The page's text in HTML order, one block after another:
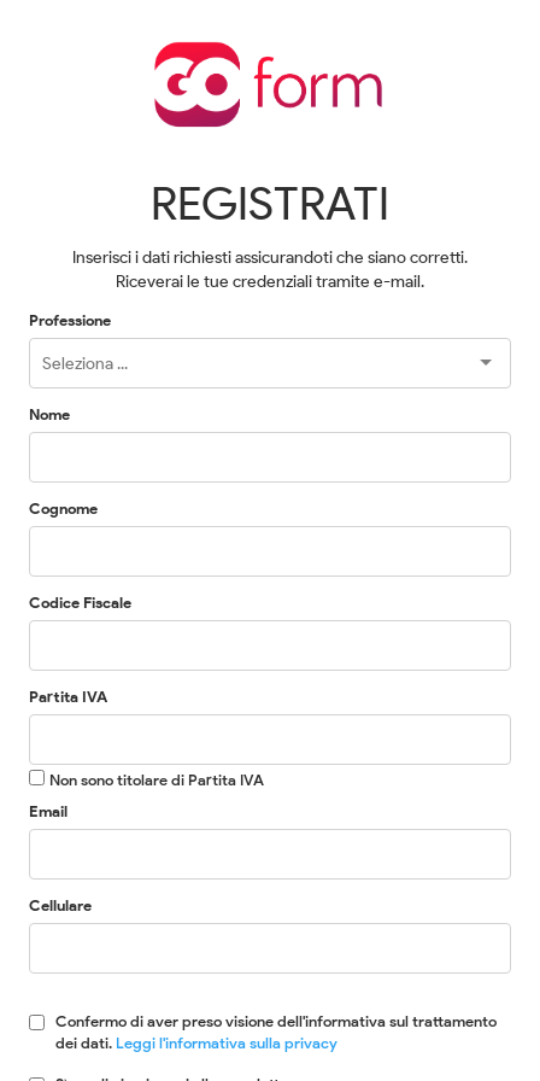
REGISTRATI
Inserisci i dati richiesti assicurandoti che siano corretti.
Riceverai le tue credenziali tramite e-mail.
Professione
Nome
Cognome
Codice Fiscale
Partita IVA
Non sono titolare di Partita IVA
Email
Cellulare
Confermo di aver preso visione dell'informativa sul trattamento
dei dati. Leggi l'informativa sulla privacy